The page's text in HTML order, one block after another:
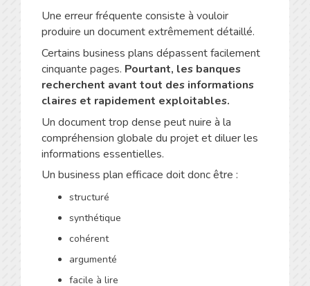
Une erreur fréquente consiste à vouloir
produire un document extrêmement détaillé.
Certains business plans dépassent facilement
cinquante pages. Pourtant, les banques
recherchent avant tout des informations
claires et rapidement exploitables.
Un document trop dense peut nuire à la
compréhension globale du projet et diluer les
informations essentielles.
Un business plan efficace doit donc être :
structuré
synthétique
cohérent
argumenté
facile à lire